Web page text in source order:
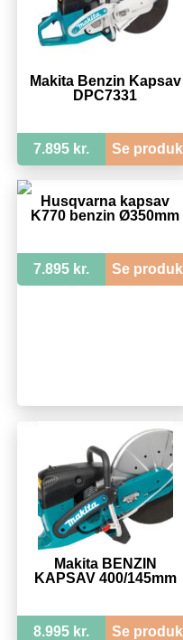
Makita Benzin Kapsav
DPC7331
7.895 kr. Se
Husqvarna kapsav
K770 benzin Ø350mm
7.895 kr. Se
Makita BENZIN
KAPSAV 400/145mm
8.995 kr. Se